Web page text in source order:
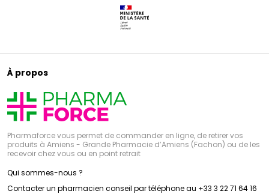
À propos
Pharmaforce vous permet de commander en ligne, de retirer vos
produits à Amiens - Grande Pharmacie d’Amiens (Fachon) ou de les
recevoir chez vous ou en point retrait
Qui sommes-nous ?
Contacter un pharmacien conseil par téléphone au +33 3 22 71 64 16